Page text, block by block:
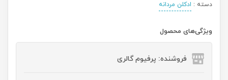
دسته : ادکلن مردانه
ویژگی‌های محصول
فروشنده: پرفیوم گالری